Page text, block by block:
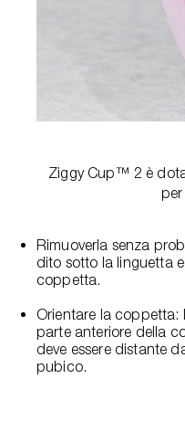
Ziggy Cup™ 2 è
Rimuoverla senza
dito sotto la linguetta
coppetta.
Orientare la coppetta:
parte anteriore della
deve essere distante
pubico.